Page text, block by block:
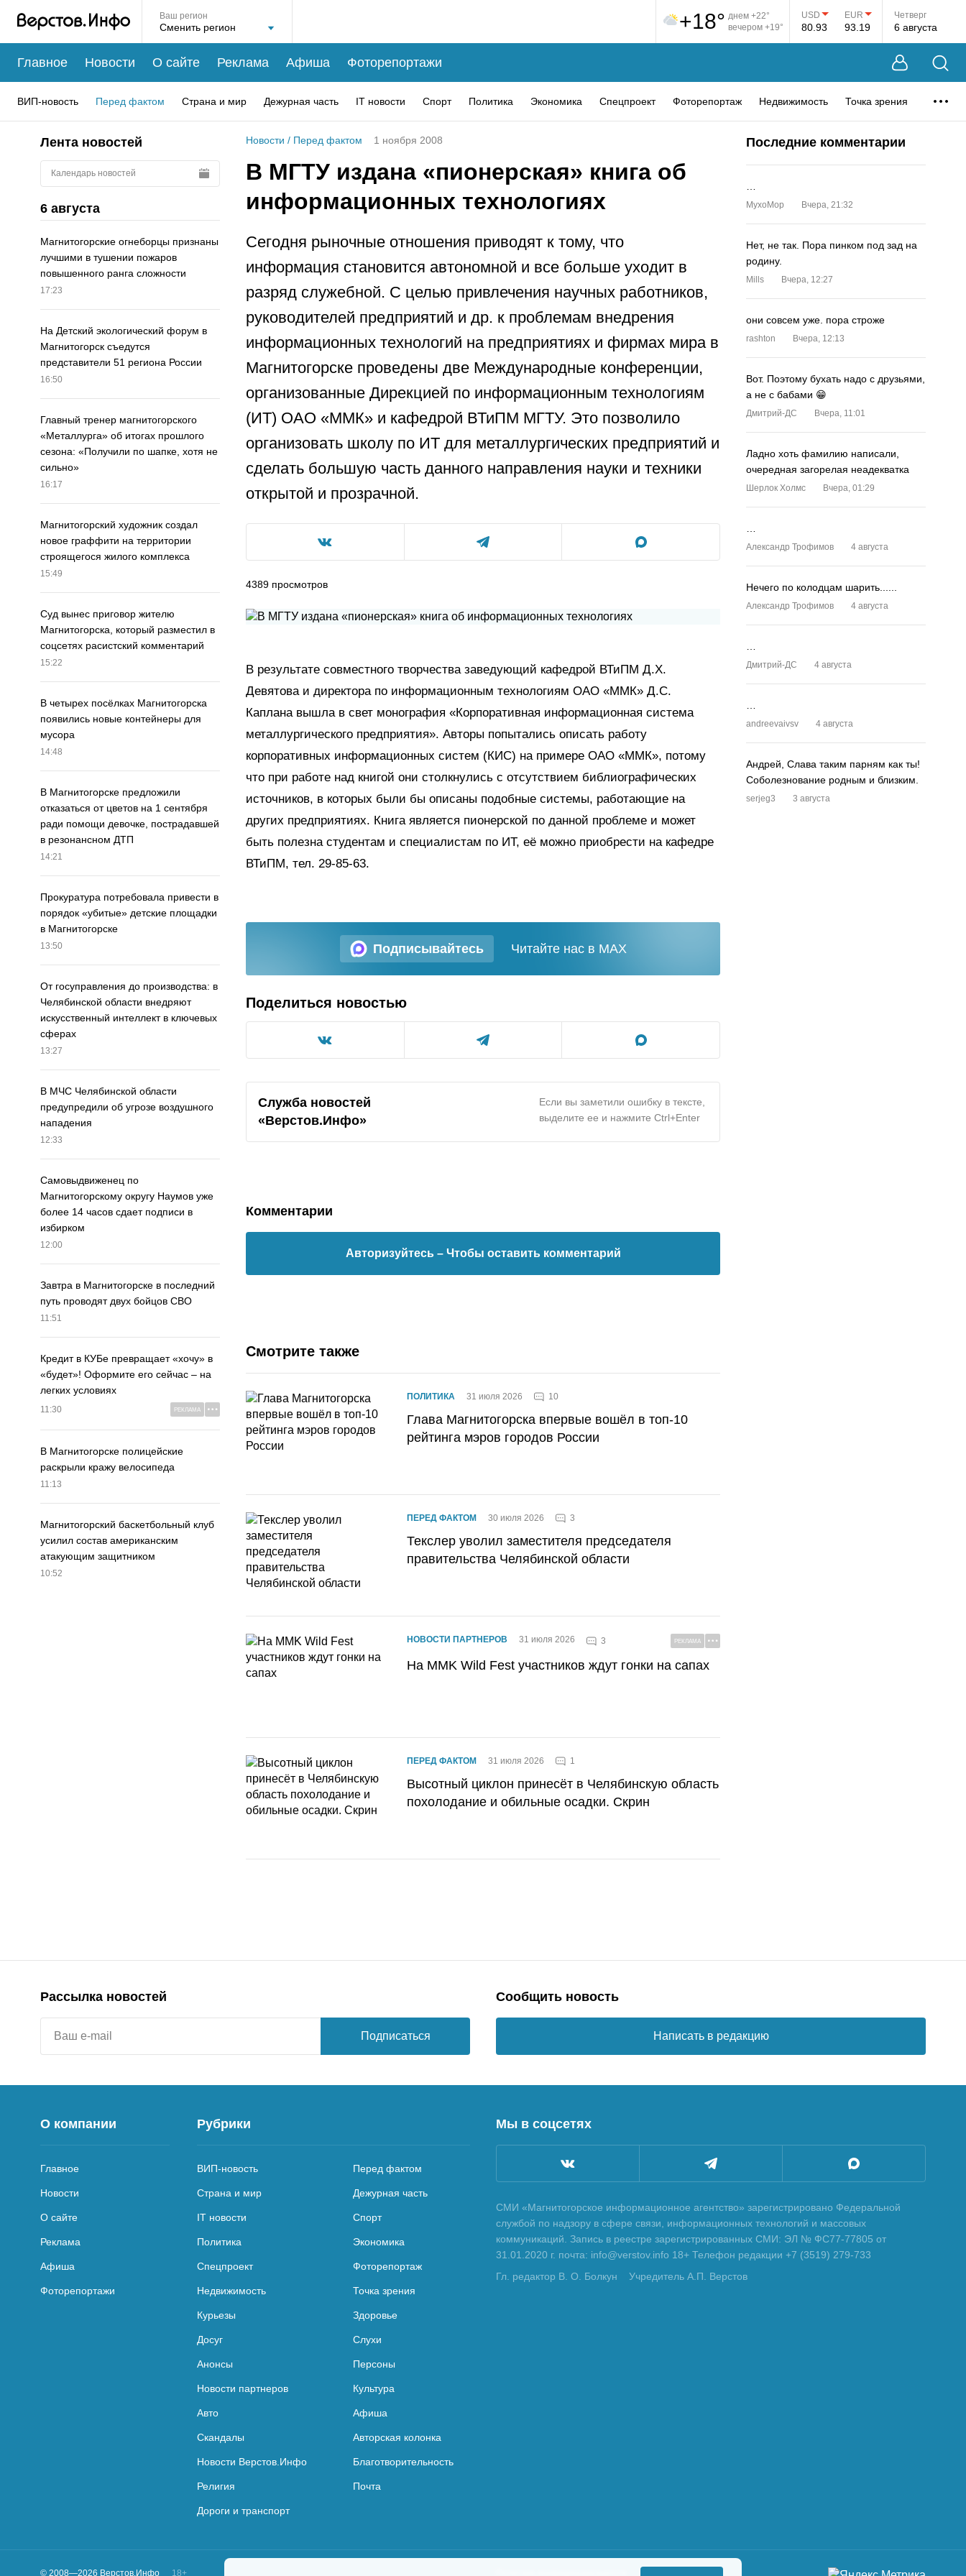
Ваш регион +18° днем +22°
вечером +19°
USD
80.93
EUR
93.19
Четверг
6 августа
Главное Новости О сайте Реклама Афиша Фоторепортажи
ВИП-новость Перед фактом Страна и мир Дежурная часть IT новости Спорт Политика Экономика Спецпроект Фоторепортаж Недвижимость Точка зрения
Лента новостей
Календарь новостей
6 августа
Магнитогорские огнеборцы признаны
лучшими в тушении пожаров
повышенного ранга сложности
17:23
На Детский экологический форум в
Магнитогорск съедутся
представители 51 региона России
16:50
Главный тренер магнитогорского
«Металлурга» об итогах прошлого
сезона: «Получили по шапке, хотя не
сильно»
16:17
Магнитогорский художник создал
новое граффити на территории
строящегося жилого комплекса
15:49
Суд вынес приговор жителю
Магнитогорска, который разместил в
соцсетях расистский комментарий
15:22
В четырех посёлках Магнитогорска
появились новые контейнеры для
мусора
14:48
В Магнитогорске предложили
отказаться от цветов на 1 сентября
ради помощи девочке, пострадавшей
в резонансном ДТП
14:21
Прокуратура потребовала привести в
порядок «убитые» детские площадки
в Магнитогорске
13:50
От госуправления до производства: в
Челябинской области внедряют
искусственный интеллект в ключевых
сферах
13:27
В МЧС Челябинской области
предупредили об угрозе воздушного
нападения
12:33
Самовыдвиженец по
Магнитогорскому округу Наумов уже
более 14 часов сдает подписи в
избирком
12:00
Завтра в Магнитогорске в последний
путь проводят двух бойцов СВО
11:51
Кредит в КУБе превращает «хочу» в
«будет»! Оформите его сейчас – на
легких условиях
11:30 РЕКЛАМА
В Магнитогорске полицейские
раскрыли кражу велосипеда
11:13
Магнитогорский баскетбольный клуб
усилил состав американским
атакующим защитником
10:52
Новости / Перед фактом 1 ноября 2008
В МГТУ издана «пионерская» книга об
информационных технологиях
Сегодня рыночные отношения приводят к тому, что
информация становится автономной и все больше уходит в
разряд служебной. С целью привлечения научных работников,
руководителей предприятий и др. к проблемам внедрения
информационных технологий на предприятиях и фирмах мира в
Магнитогорске проведены две Международные конференции,
организованные Дирекцией по информационным технологиям
(ИТ) ОАО «ММК» и кафедрой ВТиПМ МГТУ. Это позволило
организовать школу по ИТ для металлургических предприятий и
сделать большую часть данного направления науки и техники
открытой и прозрачной.
4389 просмотров
В результате совместного творчества заведующий кафедрой ВТиПМ Д.Х.
Девятова и директора по информационным технологиям ОАО «ММК» Д.С.
Каплана вышла в свет монография «Корпоративная информационная система
металлургического предприятия». Авторы попытались описать работу
корпоративных информационных систем (КИС) на примере ОАО «ММК», потому
что при работе над книгой они столкнулись с отсутствием библиографических
источников, в которых были бы описаны подобные системы, работающие на
других предприятиях. Книга является пионерской по данной проблеме и может
быть полезна студентам и специалистам по ИТ, её можно приобрести на кафедре
ВТиПМ, тел. 29-85-63.
Подписывайтесь Читайте нас в MAX
Поделиться новостью
Служба новостей
«Верстов.Инфо»
Если вы заметили ошибку в тексте,
выделите ее и нажмите Ctrl+Enter
Комментарии
Авторизуйтесь – Чтобы оставить комментарий
Смотрите также
ПОЛИТИКА 31 июля 2026 10
Глава Магнитогорска впервые вошёл в топ-10
рейтинга мэров городов России
ПЕРЕД ФАКТОМ 30 июля 2026 3
Текслер уволил заместителя председателя
правительства Челябинской области
НОВОСТИ ПАРТНЕРОВ 31 июля 2026 3 РЕКЛАМА
На MMK Wild Fest участников ждут гонки на сапах
ПЕРЕД ФАКТОМ 31 июля 2026 1
Высотный циклон принесёт в Челябинскую область
похолодание и обильные осадки. Скрин
Последние комментарии
MyxoMop Вчера, 21:32
Нет, не так. Пора пинком под зад на
родину.
Mills Вчера, 12:27
они совсем уже. пора строже
rashton Вчера, 12:13
Вот. Поэтому бухать надо с друзьями,
а не с бабами 😁
Дмитрий-ДС Вчера, 11:01
Ладно хоть фамилию написали,
очередная загорелая неадекватка
Шерлок Холмс Вчера, 01:29
Александр Трофимов 4 августа
Нечего по колодцам шарить......
Александр Трофимов 4 августа
Дмитрий-ДС 4 августа
andreevaivsv 4 августа
Андрей, Слава таким парням как ты!
Соболезнование родным и близким.
serjeg3 3 августа
Рассылка новостей
Подписаться
Сообщить новость
Написать в редакцию
О компании
Главное
Новости
О сайте
Реклама
Афиша
Фоторепортажи
Рубрики
ВИП-новость Перед фактом
Страна и мир Дежурная часть
IT новости Спорт
Политика Экономика
Спецпроект Фоторепортаж
Недвижимость Точка зрения
Курьезы Здоровье
Досуг Слухи
Анонсы Персоны
Новости партнеров Культура
Авто Афиша
Скандалы Авторская колонка
Новости Верстов.Инфо Благотворительность
Религия Почта
Дороги и транспорт
Мы в соцсетях
СМИ «Магнитогорское информационное агентство» зарегистрировано Федеральной
службой по надзору в сфере связи, информационных технологий и массовых
коммуникаций. Запись в реестре зарегистрированных СМИ: ЭЛ № ФС77-77805 от
31.01.2020 г. почта: info@verstov.info 18+ Телефон редакции +7 (3519) 279-733
Гл. редактор В. О. Болкун
Учредитель А.П. Верстов
© 2008—2026 Верстов.Инфо 18+